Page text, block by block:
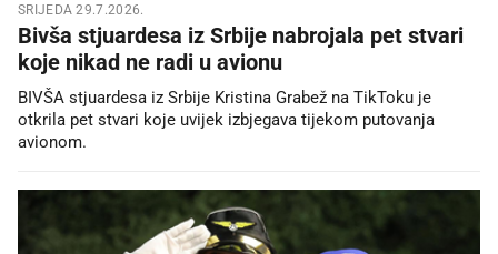
SRIJEDA 29.7.2026.
Bivša stjuardesa iz Srbije nabrojala pet stvari
koje nikad ne radi u avionu
BIVŠA stjuardesa iz Srbije Kristina Grabež na TikToku je
otkrila pet stvari koje uvijek izbjegava tijekom putovanja
avionom.